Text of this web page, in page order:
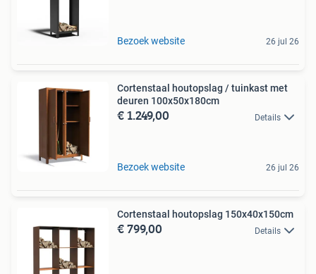
Bezoek website 26 jul 26
Cortenstaal houtopslag / tuinkast met
deuren 100x50x180cm
€ 1.249,00 Details
Bezoek website 26 jul 26
Cortenstaal houtopslag 150x40x150cm
€ 799,00 Details